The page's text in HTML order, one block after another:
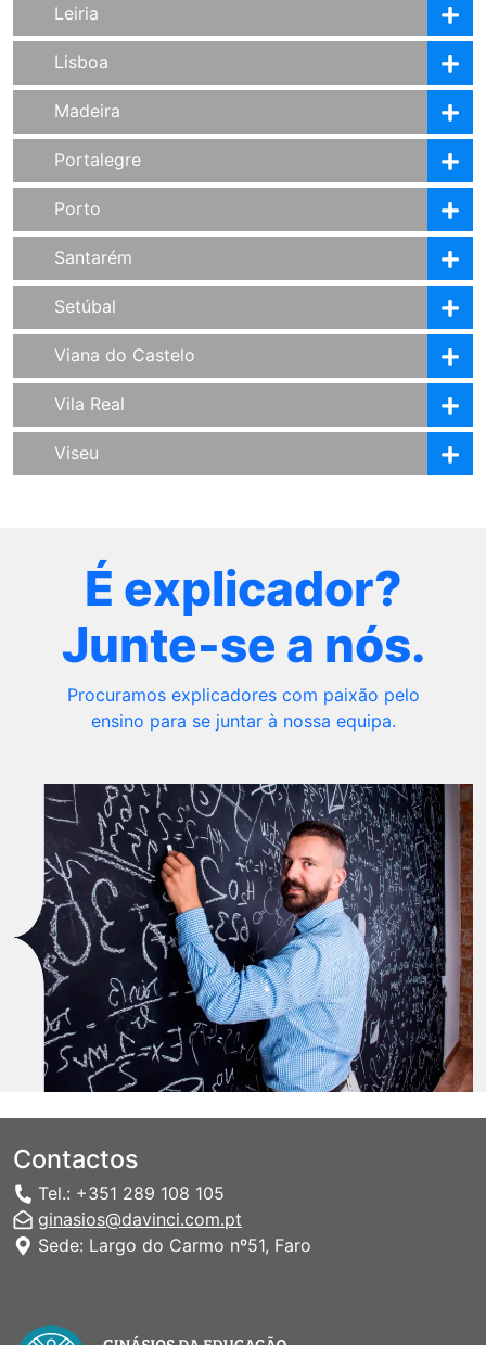
Leiria
Lisboa
Madeira
Portalegre
Porto
Santarém
Setúbal
Viana do Castelo
Vila Real
Viseu
É explicador?
Junte-se a nós.
Procuramos explicadores com paixão pelo
ensino para se juntar à nossa equipa.
Contactos
Tel.: +351 289 108 105
ginasios@davinci.com.pt
Sede: Largo do Carmo nº51, Faro